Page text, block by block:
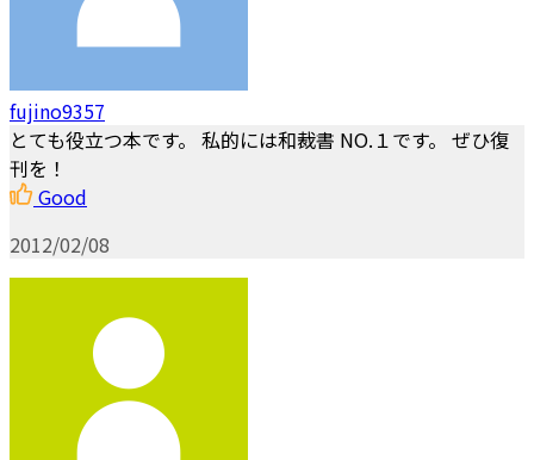
fujino9357
とても役立つ本です。 私的には和裁書 NO.１です。 ぜひ復
刊を！
Good
2012/02/08